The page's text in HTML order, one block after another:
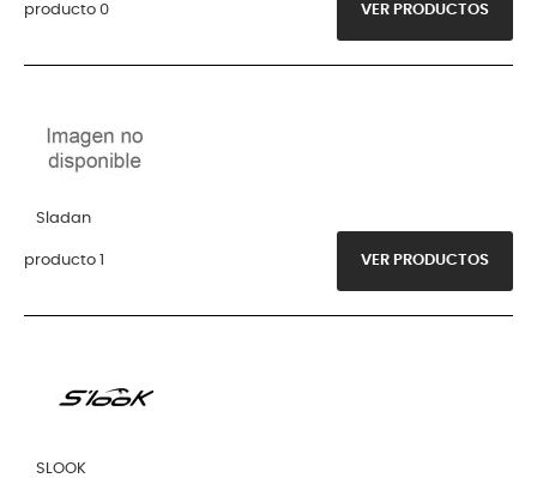
producto 0 VER PRODUCTOS
Sladan
producto 1 VER PRODUCTOS
SLOOK